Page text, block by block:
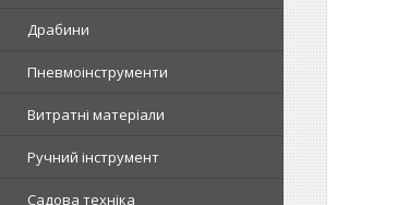
Драбини
Пневмоінструменти
Витратні матеріали
Ручний інструмент
Садова техніка